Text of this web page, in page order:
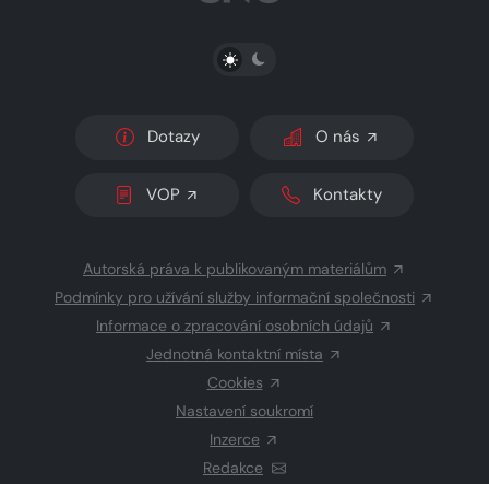
PŘEPNOUT SVĚTLÝ/TMAVÝ REŽIM
Dotazy O nás
VOP Kontakty
Autorská práva k publikovaným materiálům
Podmínky pro užívání služby informační společnosti
Informace o zpracování osobních údajů
Jednotná kontaktní místa
Cookies
Nastavení soukromí
Inzerce
Redakce